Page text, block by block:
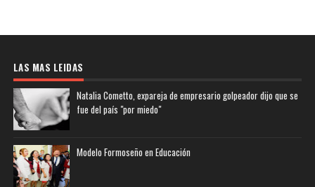
LAS MAS LEIDAS
Natalia Cometto, expareja de empresario golpeador dijo que se
fue del país "por miedo"
Modelo Formoseño en Educación